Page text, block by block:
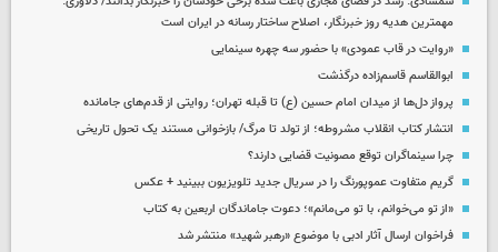
مهمترین هدیه‌ روز خبرنگار، اصلاح ساختار رسانه در ایران است
«روایت در قاب عمودی» با حضور سه چهره سینمایی
ابوالقاسم قاسم‌زاده درگذشت
پرواز دل‌ها از میدان امام حسین (ع) تا قبله تهران؛ روایتی از قدم‌های جامانده
انتشار کتاب انقلاب مشروطه؛ از تولد تا مرگ/ بازخوانی مستند یک تحول تاریخی
چرا سینماگران توقع مصونیت قضایی دارند؟
گریم متفاوت عموپورنگ را در سریال جدید تلویزیون ببینید + عکس
«از تو می‌خوانم، با تو می‌مانم»؛ دعوت جاماندگان اربعین به کتاب
فراخوان ارسال آثار ادبی با موضوع «رهبر شهید» منتشر شد